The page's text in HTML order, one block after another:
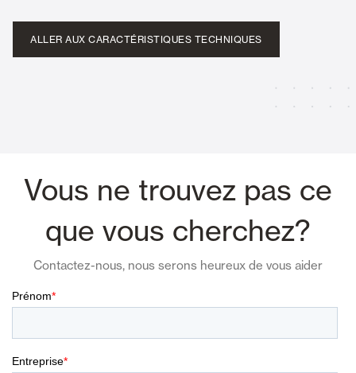
ALLER AUX CARACTÉRISTIQUES TECHNIQUES
Vous ne trouvez pas ce
que vous cherchez?
Contactez-nous, nous serons heureux de vous aider